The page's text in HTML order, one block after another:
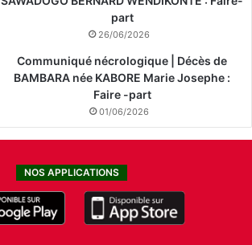
part
26/06/2026
Communiqué nécrologique | Décès de
BAMBARA née KABORE Marie Josephe :
Faire -part
01/06/2026
NOS APPLICATIONS